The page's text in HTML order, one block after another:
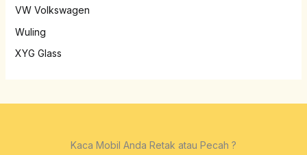
VW Volkswagen
Wuling
XYG Glass
Kaca Mobil Anda Retak atau Pecah ?